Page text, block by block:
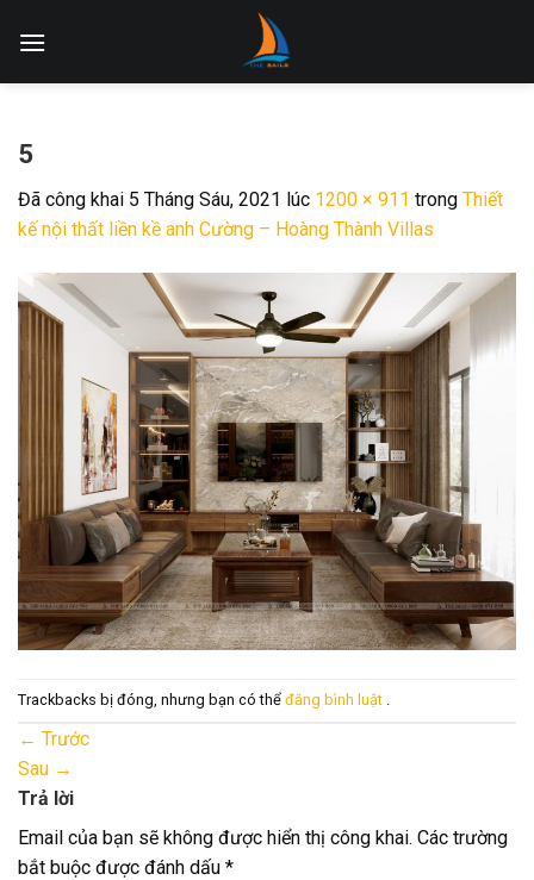
5
Đã công khai 5 Tháng Sáu, 2021 lúc 1200 × 911 trong Thiết
kế nội thất liền kề anh Cường – Hoàng Thành Villas
Trackbacks bị đóng, nhưng bạn có thể đăng bình luật
← Trước
Sau →
Trả lời
Email của bạn sẽ không được hiển thị công khai. Các trường
bắt buộc được đánh dấu *